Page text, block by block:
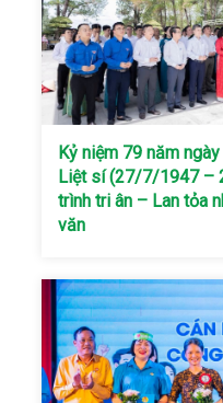
Kỷ niệm 79 năm
Liệt sí (27/7/1947 –
trình tri ân – Lan tỏa
văn